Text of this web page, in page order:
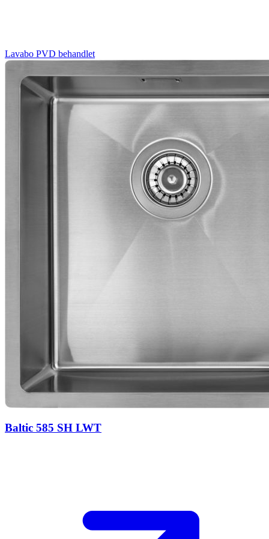
Lavabo PVD behandlet
Baltic 585 SH LWT